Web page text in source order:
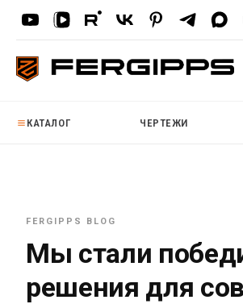
КАТАЛОГ ЧЕРТЕЖИ
Мы стали
решения для